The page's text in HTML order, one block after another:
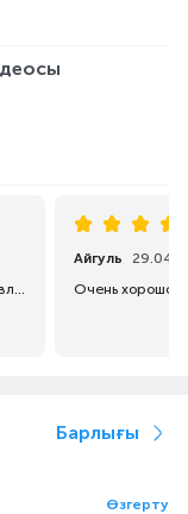
Хорошая стиральная машина, отлично справляется со своей задачей.
Айгуль
Очень хорошо
Барлығы
Өзгерту